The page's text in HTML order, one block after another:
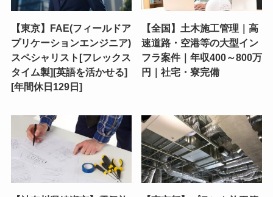
【東京】FAE(フィールドア
プリケーションエンジニア)
スペシャリスト[フレックス
タイム製][英語を活かせる]
[年間休日129日]
【全国】土木施工管理｜高
速道路・空港等の大型イン
フラ案件｜年収400～800万
円｜社宅・寮完備